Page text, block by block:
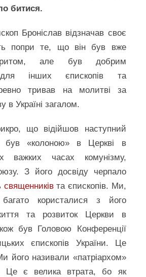
битися.
Броніслав відзначав своє
попри те, що він був вже
але був добрим
інших єпископів та
тривав на молитві за
в Україні загалом.
що відійшов наступний
був «колоною» в Церкві в
важких часах комунізму,
З його досвіду черпало
священниківта єпископів. Ми,
користалися з його
та розвиток Церкви в
був Головою Конференції
єпископів України. Це
його називали «патріархом»
Це є велика втрата, бо як